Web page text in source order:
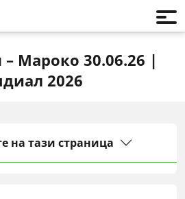
Мароко 30.06.26 |
2026
на тази страница